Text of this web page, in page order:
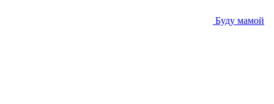
Буду мамой